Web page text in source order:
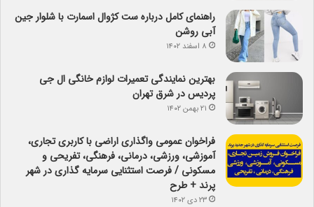
راهنمای کامل درباره ست کژوال اسمارت با شلوار جین
آبی روشن
۸ اسفند ۱۴۰۲
بهترین نمایندگی تعمیرات لوازم خانگی ال جی
پردیس در شرق تهران
۲۱ بهمن ۱۴۰۲
فراخوان عمومی واگذاری اراضی با کاربری تجاری،
آموزشی، ورزشی، درمانی، فرهنگی، تفریحی و
مسکونی / فرصت استثنایی سرمایه گذاری در شهر
پرند + طرح
۲۳ دی ۱۴۰۲